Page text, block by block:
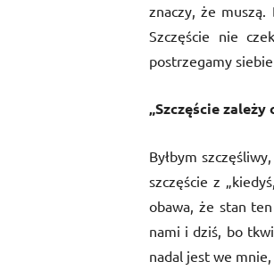
znaczy, że muszą.
Szczęście nie
postrzegamy
„Szczęście
Byłbym
szczęście z
obawa, że stan
nami i dziś, bo
nadal jest we